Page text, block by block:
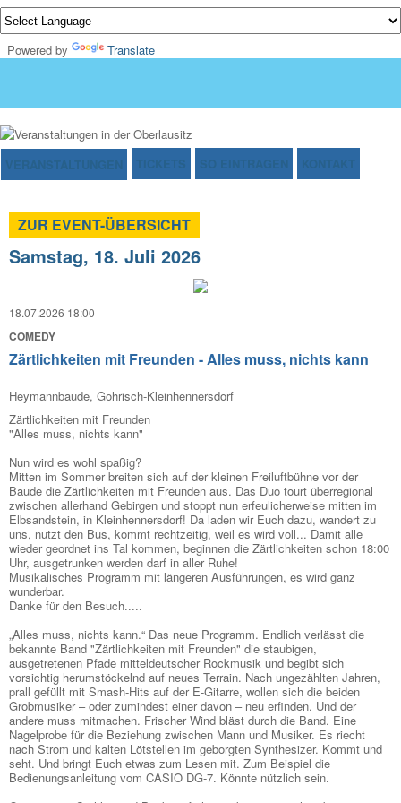
Powered by Translate
VERANSTALTUNGEN TICKETS SO EINTRAGEN KONTAKT
ZUR EVENT-ÜBERSICHT
Samstag, 18. Juli 2026
18.07.2026 18:00
COMEDY
Zärtlichkeiten mit Freunden - Alles muss, nichts kann
Heymannbaude, Gohrisch-Kleinhennersdorf
Zärtlichkeiten mit Freunden
"Alles muss, nichts kann"
Nun wird es wohl spaßig?
Mitten im Sommer breiten sich auf der kleinen Freiluftbühne vor der
Baude die Zärtlichkeiten mit Freunden aus. Das Duo tourt überregional
zwischen allerhand Gebirgen und stoppt nun erfeulicherweise mitten im
Elbsandstein, in Kleinhennersdorf! Da laden wir Euch dazu, wandert zu
uns, nutzt den Bus, kommt rechtzeitig, weil es wird voll... Damit alle
wieder geordnet ins Tal kommen, beginnen die Zärtlichkeiten schon 18:00
Uhr, ausgetrunken werden darf in aller Ruhe!
Musikalisches Programm mit längeren Ausführungen, es wird ganz
wunderbar.
Danke für den Besuch.....
„Alles muss, nichts kann.“ Das neue Programm. Endlich verlässt die
bekannte Band "Zärtlichkeiten mit Freunden" die staubigen,
ausgetretenen Pfade mitteldeutscher Rockmusik und begibt sich
vorsichtig herumstöckelnd auf neues Terrain. Nach ungezählten Jahren,
prall gefüllt mit Smash-Hits auf der E-Gitarre, wollen sich die beiden
Grobmusiker – oder zumindest einer davon – neu erfinden. Und der
andere muss mitmachen. Frischer Wind bläst durch die Band. Eine
Nagelprobe für die Beziehung zwischen Mann und Musiker. Es riecht
nach Strom und kalten Lötstellen im geborgten Synthesizer. Kommt und
seht. Und bringt Euch etwas zum Lesen mit. Zum Beispiel die
Bedienungsanleitung vom CASIO DG-7. Könnte nützlich sein.